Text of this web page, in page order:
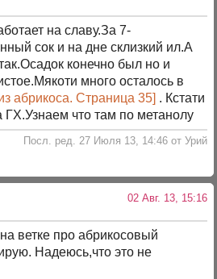
на славу.За 7-
сок и на дне склизкий ил.А
конечно был но и
много осталось в
абрикоса. Страница 35] . Кстати
ГХ.Узнаем что там по метанолу
Посл. ред. 27 Июля 13, 14:46 от Урий
02 Авг. 13, 15:16
ветке про абрикосовый
Надеюсь,что это не